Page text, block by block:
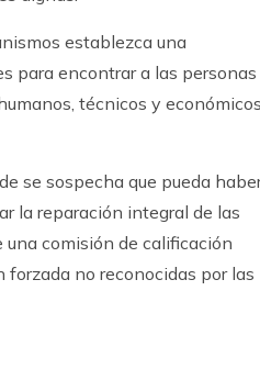
establezca una
para encontrar a las personas
técnicos y económicos
se sospecha que pueda
la reparación integral de las
comisión de calificación
no reconocidas por las